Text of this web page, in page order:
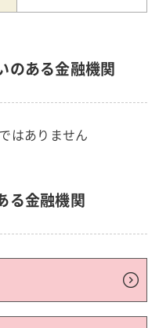
のある金融機関
はありません
る金融機関